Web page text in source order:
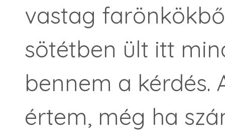
vastag
sötétben ült itt
bennem a kérdés.
értem, még ha